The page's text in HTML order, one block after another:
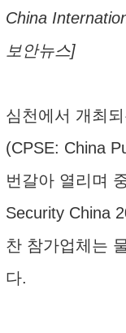
China
보안뉴스]
심천에서 개최
(CPSE: China
번갈아 열리며
Security China
찬 참가업체는
다.